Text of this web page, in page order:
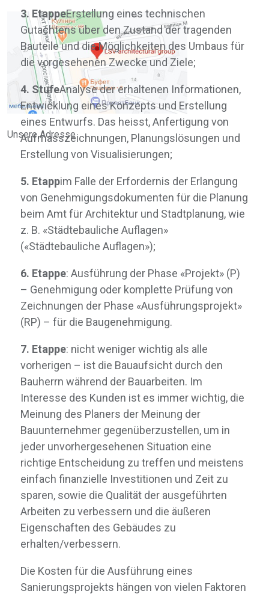
Unsere Adresse
info@lsv.design
(+380) 98 58 08 700
info@lsv.design
Architekturbüro
© 2026 lsv.design Alle Rechte vorbehalten
3. EtappeErstellung eines technischen
Gutachtens über den Zustand der tragenden
Bauteile und die Möglichkeiten des Umbaus für
die vorgesehenen Zwecke und Ziele;
4. StufeAnalyse der erhaltenen Informationen,
Entwicklung eines Konzepts und Erstellung
eines Entwurfs. Das heisst, Anfertigung von
Aufmasszeichnungen, Planungslösungen und
Erstellung von Visualisierungen;
5. Etappim Falle der Erfordernis der Erlangung
von Genehmigungsdokumenten für die Planung
beim Amt für Architektur und Stadtplanung, wie
z. B. «Städtebauliche Auflagen»
(«Städtebauliche Auflagen»);
6. Etappe: Ausführung der Phase «Projekt» (P)
– Genehmigung oder komplette Prüfung von
Zeichnungen der Phase «Ausführungsprojekt»
(RP) – für die Baugenehmigung.
7. Etappe: nicht weniger wichtig als alle
vorherigen – ist die Bauaufsicht durch den
Bauherrn während der Bauarbeiten. Im
Interesse des Kunden ist es immer wichtig, die
Meinung des Planers der Meinung der
Bauunternehmer gegenüberzustellen, um in
jeder unvorhergesehenen Situation eine
richtige Entscheidung zu treffen und meistens
einfach finanzielle Investitionen und Zeit zu
sparen, sowie die Qualität der ausgeführten
Arbeiten zu verbessern und die äußeren
Eigenschaften des Gebäudes zu
erhalten/verbessern.
Die Kosten für die Ausführung eines
Sanierungsprojekts hängen von vielen Faktoren